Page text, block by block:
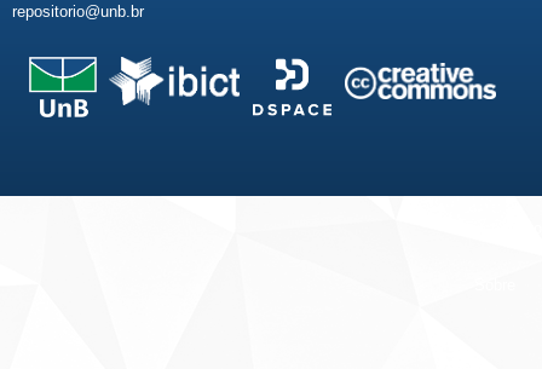
repositorio@unb.br